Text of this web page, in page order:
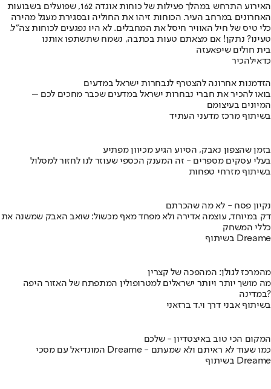
האירוע התרחש במהלך פעילות של כוחות אוגדה 162, שפועלים בשבועות
האחרונים במרחב העיר. הכוחות זיהו את החוליה ובסגירת מעגל מהירה
כלי טיס של חיל האוויר חיסל את המחבלים. לא היו נפגעים לכוחות צה״ל.
טעינו? נתקן! אם מצאתם טעות בכתבה, נשמח שתשתפו אותנו
בית חולים שיפאעזה
כדאילהכיר
הזדמנות אחרונה להצטרף לנבחרות ישראל במדעים
בואו להכיר את חברי נבחרות ישראל במדעים שכבר מחכים לכם –
המיונים בעיצומם
בשיתוף מרכז מדעני העתיד
בזמן שהצפון נאבק, הסיוע הגיע מכיוון מפתיע
בעלי עסקים מספרים - זה המענק הכספי שעוזר לנו לחזור למסלול
בשיתוף מזרחי טפחות
נקיון פסח - לא מה שהכרתם
דק במיוחד, עוצמה אדירה ולא מפחד מאף מכשול: שואב האבק שמשנה את
כללי המשחק
בשיתוף Dreame
מהמרכז לגולן: המהפכה של קצרין
מה מושך יותר ויותר ישראלים למטרופולין המתפתח של האזור היפה
במדינה?
בשיתוף אבני דרך וי.ד ברזאני
המקום הכי טוב באיצטדיון - שלכם
המונדיאל עם מסכי Dreame - כמו שעוד לא ראיתם ולא שמעתם
בשיתוף Dreame